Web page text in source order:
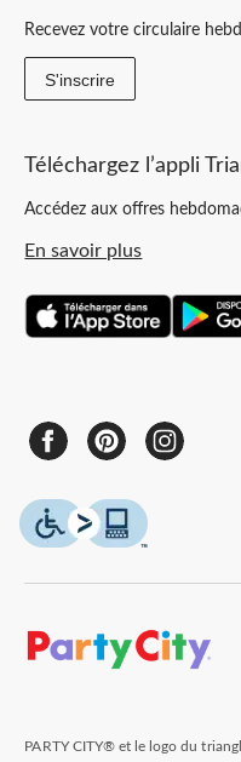
Recevez votre circulaire
S'inscrire
Téléchargez l’appli
Accédez aux offres
En savoir plus
PARTY CITY® et le logo du